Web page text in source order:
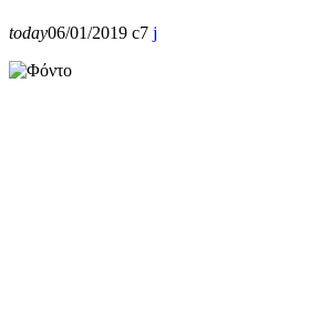
today06/01/2019 7